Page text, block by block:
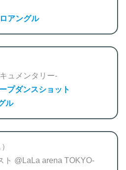
アングル
ュメンタリー-
プダンスショット
ル
ト @LaLa arena TOKYO-